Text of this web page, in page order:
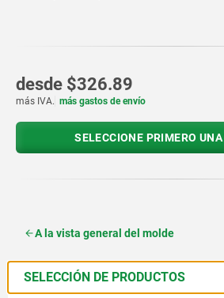
desde $326.89
más IVA. más gastos de envío
SELECCIONE PRIMERO
A la vista general del molde
SELECCIÓN DE PRODUCTOS